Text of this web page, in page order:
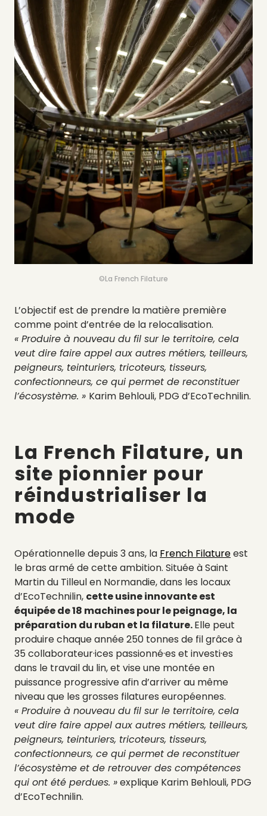
©La French Filature
L’objectif est de prendre la matière première
comme point d’entrée de la relocalisation.
« Produire à nouveau du fil sur le territoire, cela
veut dire faire appel aux autres métiers, teilleurs,
peigneurs, teinturiers, tricoteurs, tisseurs,
confectionneurs, ce qui permet de reconstituer
l’écosystème. » Karim Behlouli, PDG d’EcoTechnilin.
La French Filature, un
site pionnier pour
réindustrialiser la
mode
Opérationnelle depuis 3 ans, la French Filatureest
le bras armé de cette ambition. Située à Saint
Martin du Tilleul en Normandie, dans les locaux
d’EcoTechnilin, cette usine innovante est
équipée de 18 machines pour le peignage, la
préparation du ruban et la filature.Elle peut
produire chaque année 250 tonnes de fil grâce à
35 collaborateur·ices passionné·es et investi·es
dans le travail du lin, et vise une montée en
puissance progressive afin d’arriver au même
niveau que les grosses filatures européennes.
« Produire à nouveau du fil sur le territoire, cela
veut dire faire appel aux autres métiers, teilleurs,
peigneurs, teinturiers, tricoteurs, tisseurs,
confectionneurs, ce qui permet de reconstituer
l’écosystème et de retrouver des compétences
qui ont été perdues. »explique Karim Behlouli, PDG
d’EcoTechnilin.